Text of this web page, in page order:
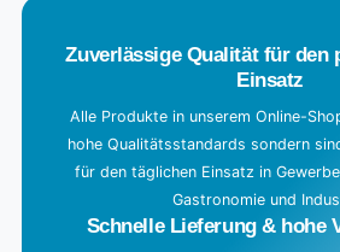
Zuverlässige Qualität für den
Einsatz
Alle Produkte in unserem Online-
hohe Qualitätsstandards sondern
für den täglichen Einsatz in
Gastronomie und
Schnelle Lieferung & hohe